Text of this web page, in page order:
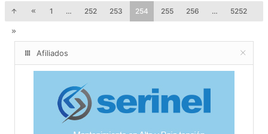
1 … 252 253 254 255 256 … 5252
Afiliados